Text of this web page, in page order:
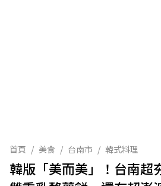
首頁 / 美食 / 台南市 / 韓式料理
韓版「美而美」！台南超